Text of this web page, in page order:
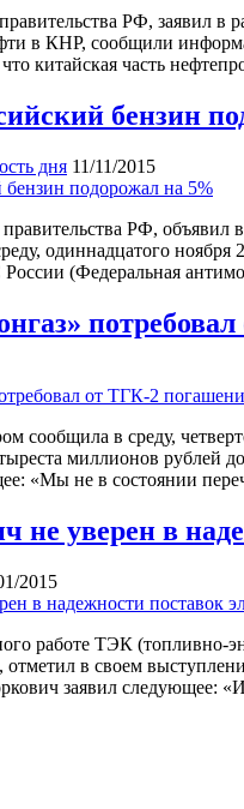
РФ, заявил в
в КНР, сообщили
что китайская часть
бензин
дня 11/11/2015
РФ, объявил
одиннадцатого ноября
(Федеральная
сообщила в среду,
миллионов рублей
«Мы не в состоянии
не уверен в
2015
работе ТЭК (топливно-
в своем
заявил следующее: